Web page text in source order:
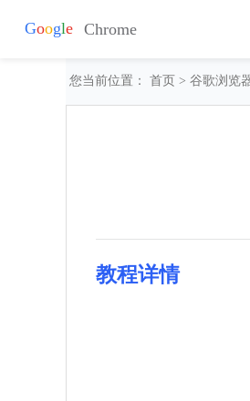
您当前位置： 首页 > 谷歌浏览
教程详情